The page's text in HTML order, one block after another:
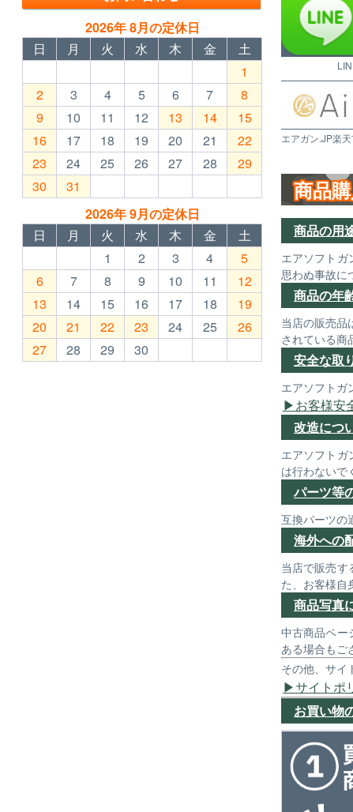
エアガン.JP楽
商品
商品の用
エアソフトガ
思わぬ事故に
商品の年
当店の販売品
されている商
安全な取
エアソフトガ
お客様安
改造につ
エアソフトガ
は行わないで
パーツ等
互換パーツの
海外への
当店で販売す
た、お客様自
商品写真
中古商品ペー
ある場合もご
その他、サイ
サイトポ
お買い物
2026年 8月の定休日
日
月 火 水 木 金
土
1
2
3 4 5 6 7
8
9
10 11 12 13 14
15
16
17 18 19 20 21
22
23
24 25 26 27 28
29
30
31
2026年 9月の定休日
日
月 火 水 木 金
土
1
2 3 4
5
6
7 8 9 10 11
12
13
14 15 16 17 18
19
20
21 22 23 24 25
26
27
28 29 30